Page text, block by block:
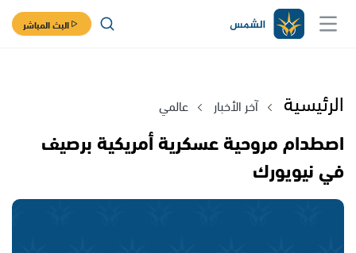
البث المباشر
الرئيسية آخر الأخبار عالمي
اصطدام مروحية عسكرية أمريكية برصيف
في نيويورك